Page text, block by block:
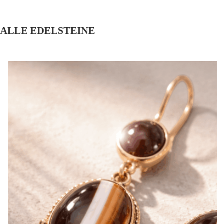
ALLE EDELSTEINE